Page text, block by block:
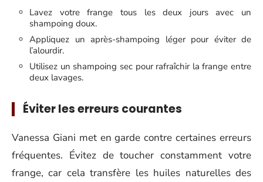
Lavez votre frange tous les deux jours avec un
shampoing doux.
Appliquez un après-shampoing léger pour éviter de
l’alourdir.
Utilisez un shampoing sec pour rafraîchir la frange entre
deux lavages.
Éviter les erreurs courantes
Vanessa Giani met en garde contre certaines erreurs
fréquentes. Évitez de toucher constamment votre
frange, car cela transfère les huiles naturelles des